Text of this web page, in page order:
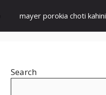
mayer porokia choti kahini
Search